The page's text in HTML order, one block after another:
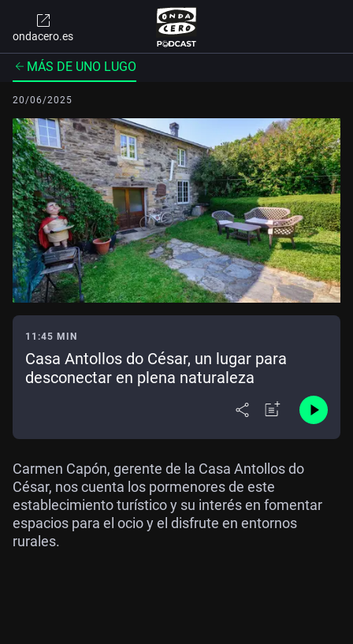
ondacero.es
MÁS DE UNO LUGO
20/06/2025
11:45 MIN
Casa Antollos do César, un lugar para
desconectar en plena naturaleza
Carmen Capón, gerente de la Casa Antollos do
César, nos cuenta los pormenores de este
establecimiento turístico y su interés en fomentar
espacios para el ocio y el disfrute en entornos
rurales.